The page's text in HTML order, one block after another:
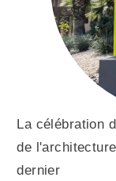
La célébration
de
dernier